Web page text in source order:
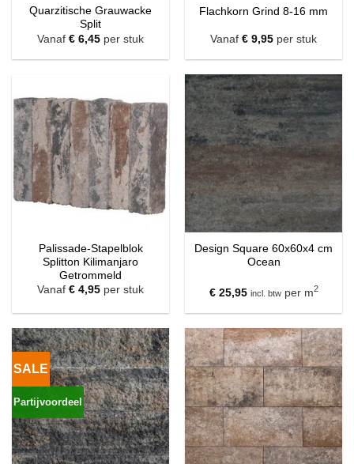
Quarzitische Grauwacke
Split
Vanaf € 6,45 per stuk
Flachkorn Grind 8-16 mm
Vanaf € 9,95 per stuk
Palissade-Stapelblok
Splitton Kilimanjaro
Getrommeld
Vanaf € 4,95 per stuk
Design Square 60x60x4 cm
Ocean
€25,95 incl. btwper m2
SALE
Partijvoordeel